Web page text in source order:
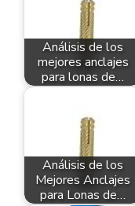
Análisis de los
mejores anclajes
para lonas de…
Análisis de los
Mejores Anclajes
para Lonas de…